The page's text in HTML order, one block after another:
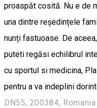
proaspăt cosită. Nu e de
una dintre reședințele
nunți fastuoase. De
puteti regăsi echilibrul
cu sportul si medicina,
pentru a va indeplini
DN55, 200384, Romania